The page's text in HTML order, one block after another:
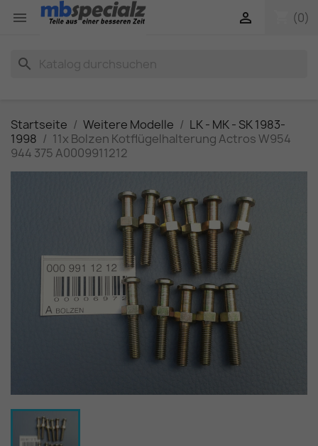
 (0)

search
Startseite Weitere Modelle
LK - MK - SK 1983-
1998
11x Bolzen Kotflügelhalterung Actros W954
944 375 A0009911212